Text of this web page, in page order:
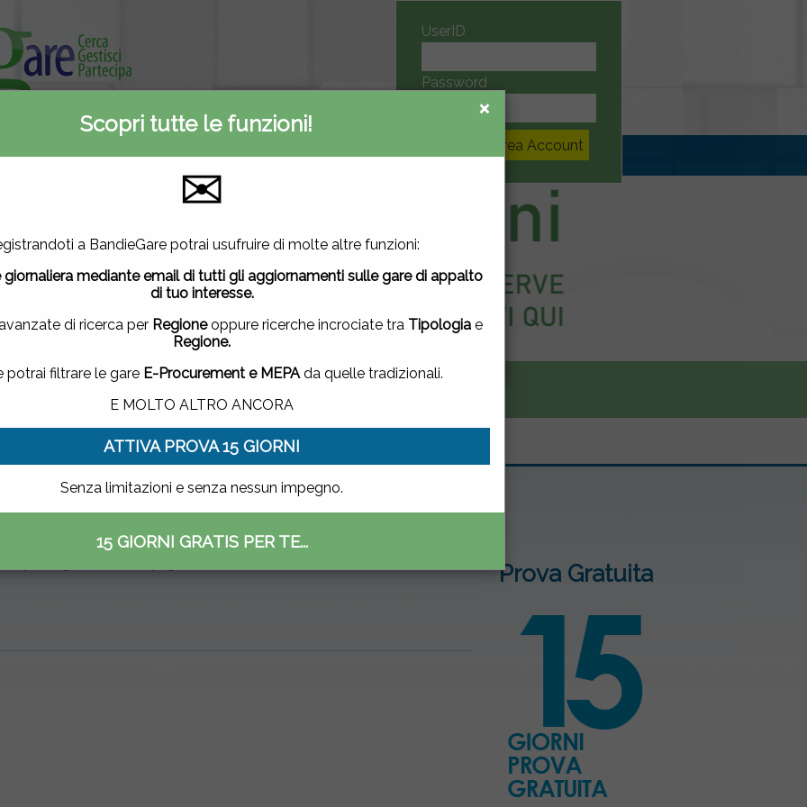
×
Informativa privacy
utilizza cookie di terze parti per migliorare la tua esperienza di utilizzo. Se
vuoi saperne di piùclicca qui.
questa finestra, scorrendo questa pagina, cliccando su un link o
la navigazione in altra maniera, acconsenti all'uso dei cookie.
NON ACCETTO
×
Scopri tutte le funzioni!
✉
a BandieGare potrai usufruire di molte altre funzioni:
giornaliera mediante email di tutti gli aggiornamenti sulle gare di appalto
di tuo interesse.
di ricerca per Regioneoppure ricerche incrociate tra Tipologiae
Regione.
potrai filtrare le gare E-Procurement e MEPAda quelle tradizionali.
E MOLTO ALTRO ANCORA
ATTIVA PROVA 15 GIORNI
Senza limitazioni e senza nessun impegno.
15 GIORNI GRATIS PER TE...
delle gare di appalto
Contattaci
UserID
Password
Crea Account
Prova Gratuita
ancora di più. Registrati gratuitamente eCrea una configurazione